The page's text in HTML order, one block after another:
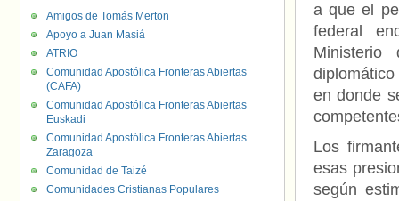
a que el
federal
en donde
Los
esas
según
Amigos de Tomás Merton
Apoyo a Juan Masiá
ATRIO
Comunidad Apostólica Fronteras Abiertas
(CAFA)
Comunidad Apostólica Fronteras Abiertas
Euskadi
Comunidad Apostólica Fronteras Abiertas
Zaragoza
Comunidad de Taizé
Comunidades Cristianas Populares